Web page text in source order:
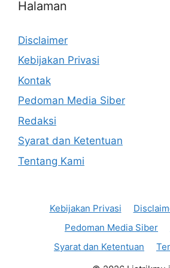
Halaman
Disclaimer
Kebijakan Privasi
Kontak
Pedoman Media Siber
Redaksi
Syarat dan Ketentuan
Tentang Kami
Kebijakan Privasi
Pedoman Media Siber
Syarat dan Ketentuan